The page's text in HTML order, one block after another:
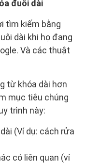
đuôi dài
tìm kiếm bằng
dài khi họ đang
Và các thuật
từ khóa dài hơn
mục tiêu chúng
trình này:
(Ví dụ: cách rửa
có liên quan (ví